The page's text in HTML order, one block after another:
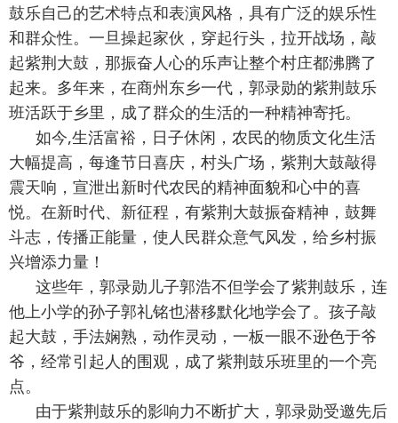
鼓乐自己的艺术特点和表演风格，具有广泛的娱乐性
和群众性。一旦操起家伙，穿起行头，拉开战场，敲
起紫荆大鼓，那振奋人心的乐声让整个村庄都沸腾了
起来。多年来，在商州东乡一代，郭录勋的紫荆鼓乐
班活跃于乡里，成了群众的生活的一种精神寄托。
如今,生活富裕，日子休闲，农民的物质文化生活
大幅提高，每逢节日喜庆，村头广场，紫荆大鼓敲得
震天响，宣泄出新时代农民的精神面貌和心中的喜
悦。在新时代、新征程，有紫荆大鼓振奋精神，鼓舞
斗志，传播正能量，使人民群众意气风发，给乡村振
兴增添力量！
这些年，郭录勋儿子郭浩不但学会了紫荆鼓乐，连
他上小学的孙子郭礼铭也潜移默化地学会了。孩子敲
起大鼓，手法娴熟，动作灵动，一板一眼不逊色于爷
爷，经常引起人的围观，成了紫荆鼓乐班里的一个亮
点。
由于紫荆鼓乐的影响力不断扩大，郭录勋受邀先后